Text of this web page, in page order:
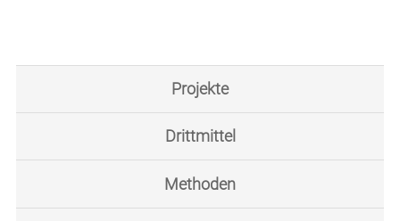
Projekte
Drittmittel
Methoden